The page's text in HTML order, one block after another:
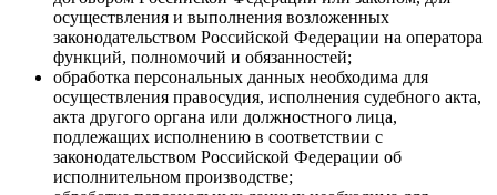
осуществления и выполнения возложенных
законодательством Российской Федерации на оператора
функций, полномочий и обязанностей;
обработка персональных данных необходима для
осуществления правосудия, исполнения судебного акта,
акта другого органа или должностного лица,
подлежащих исполнению в соответствии с
законодательством Российской Федерации об
исполнительном производстве;